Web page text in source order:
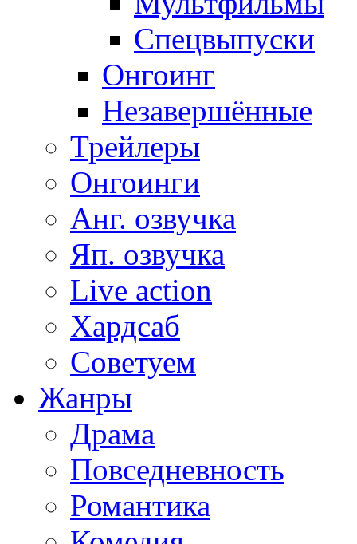
Спецвыпуски
Онгоинг
Незавершённые
Трейлеры
Онгоинги
Анг. озвучка
Яп. озвучка
Live action
Хардсаб
Советуем
Жанры
Драма
Повседневность
Романтика